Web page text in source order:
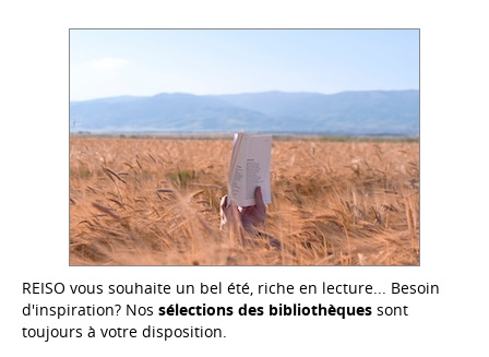
REISO vous souhaite un bel été, riche en lecture... Besoin
d'inspiration? Nos sélections des bibliothèques sont
toujours à votre disposition.